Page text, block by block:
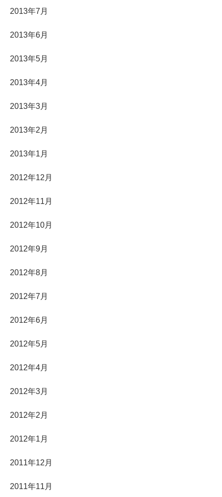
2013年7月
2013年6月
2013年5月
2013年4月
2013年3月
2013年2月
2013年1月
2012年12月
2012年11月
2012年10月
2012年9月
2012年8月
2012年7月
2012年6月
2012年5月
2012年4月
2012年3月
2012年2月
2012年1月
2011年12月
2011年11月